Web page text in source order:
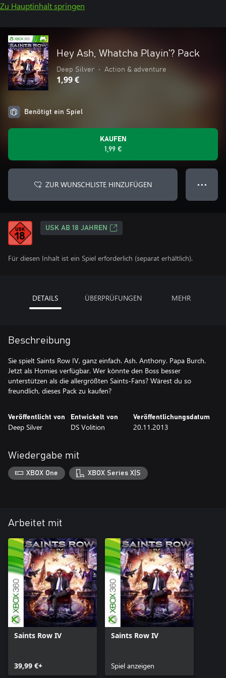
Zu Hauptinhalt springen
Hey Ash, Whatcha Playin’? Pack
Deep Silver • Action & adventure
1,99 €
Benötigt ein Spiel
KAUFEN
1,99 €
ZUR WUNSCHLISTE HINZUFÜGEN ● ● ●
USK AB 18 JAHREN
Für diesen Inhalt ist ein Spiel erforderlich (separat erhältlich).
DETAILS ÜBERPRÜFUNGEN MEHR
Beschreibung
Sie spielt Saints Row IV, ganz einfach. Ash. Anthony. Papa Burch.
Jetzt als Homies verfügbar. Wer könnte den Boss besser
unterstützen als die allergrößten Saints-Fans? Wärest du so
freundlich, dieses Pack zu kaufen?
Veröffentlicht von
Deep Silver
Entwickelt von
DS Volition
Veröffentlichungsdatum
20.11.2013
Wiedergabe mit
XBOX One XBOX Series X|S
Arbeitet mit
Saints Row IV
39,99 €+
Saints Row IV
Spiel anzeigen